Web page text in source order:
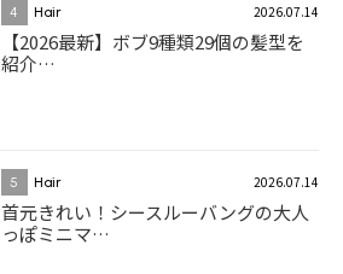
4 Hair 2026.07.14
【2026最新】ボブ9種類29個の髪型を
紹介…
5 Hair 2026.07.14
首元きれい！シースルーバングの大人
っぽミニマ…